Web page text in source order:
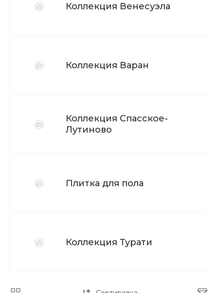
Коллекция Венесуэла
Коллекция Варан
Коллекция Спасское-
Лутиново
Плитка для пола
Коллекция Турати